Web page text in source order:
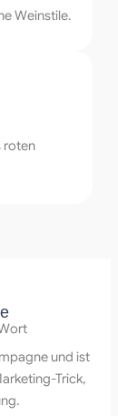
Weinstile.
roten
und ist
Trick,